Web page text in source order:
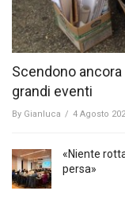
Scendono
grandi eventi
By Gianluca / 4 Agosto
«Niente
persa»